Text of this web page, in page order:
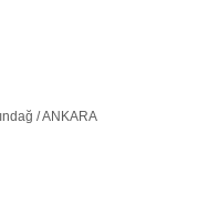
/ ANKARA